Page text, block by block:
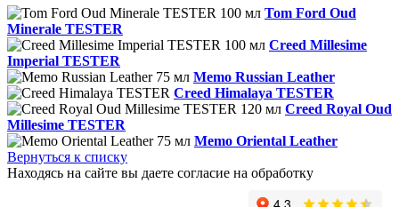
Tom Ford Oud
Minerale TESTER
Creed Millesime
Imperial TESTER
Memo Russian Leather
Creed Himalaya TESTER
Creed Royal Oud
Millesime TESTER
Memo Oriental Leather
Вернуться к списку
Находясь на сайте вы даете согласие на обработку